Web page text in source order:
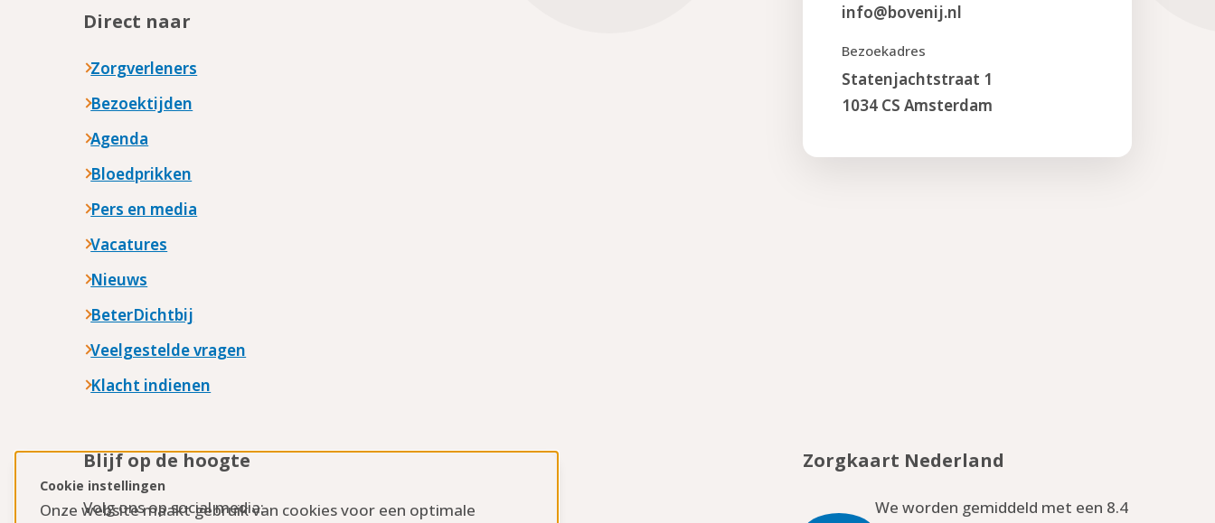
Cookie instellingen
Onze website maakt gebruik van cookies voor een optimale
info@bovenij.nl
Bezoekadres
Statenjachtstraat 1
1034 CS Amsterdam
Direct naar
Zorgverleners
Bezoektijden
Agenda
Bloedprikken
Pers en media
Vacatures
Nieuws
BeterDichtbij
Veelgestelde vragen
Klacht indienen
Blijf op de hoogte
Volg ons op social media:
Zorgkaart Nederland
We worden gemiddeld met een 8.4